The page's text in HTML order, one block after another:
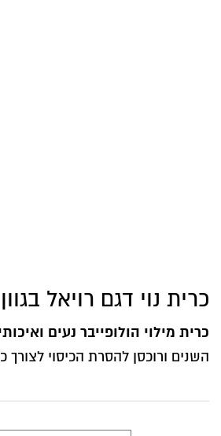
כרית נוי דגם רויאל
כרית מילוי הולופייבר נעים
השנים ורוכסן להסרת הכיסוי לצורך